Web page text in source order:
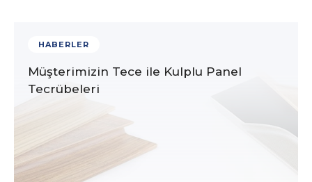
HABERLER
Müşterimizin Tece ile Kulplu Panel
Tecrübeleri